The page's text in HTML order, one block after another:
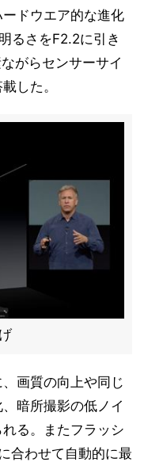
ドウエア的な進化
るさをF2.2に引き
がらセンサーサイ
した。
画質の向上や同じ
暗所撮影の低ノイ
る。またフラッシ
合わせて自動的に最